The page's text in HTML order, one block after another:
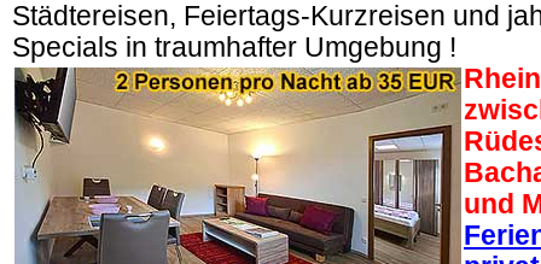
Städtereisen, Feiertags-Kurzreisen und
Specials in traumhafter Umgebung !
und